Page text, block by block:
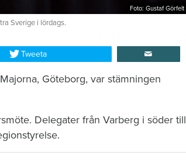
Foto: Gustaf Görfelt
Sverige i lördags.
Tweeta
Göteborg, var stämningen
Delegater från Varberg i söder till